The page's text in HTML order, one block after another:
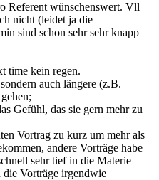
Referent wünschenswert. Vll
nicht (leidet ja die
sind schon sehr sehr knapp
time kein regen.
auch längere (z.B.
Gefühl, das sie gern mehr zu
Vortrag zu kurz um mehr als
andere Vorträge habe
sehr tief in die Materie
Vorträge irgendwie